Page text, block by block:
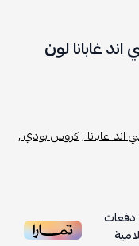
غابانا لون
غابانا ,كروس بودي ,
دفعات